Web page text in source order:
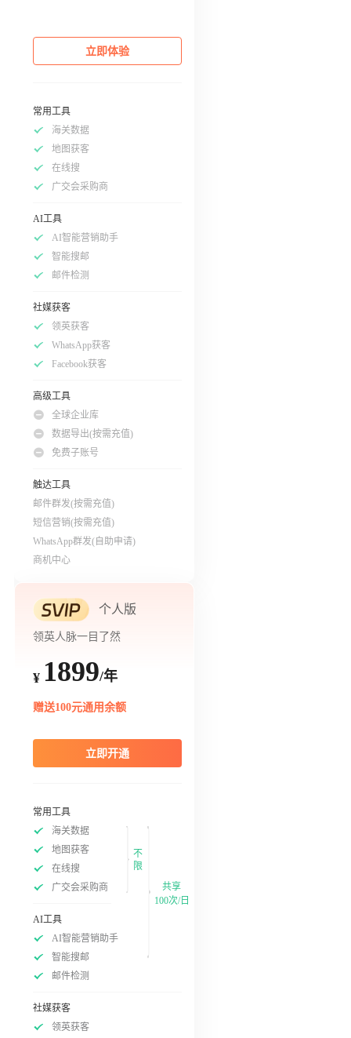
立即体验
常用工具
海关数据
地图获客
在线搜
广交会采购商
AI工具
AI智能营销助手
智能搜邮
邮件检测
社媒获客
领英获客
WhatsApp获客
Facebook获客
高级工具
全球企业库
数据导出(按需充值)
免费子账号
触达工具
邮件群发(按需充值)
短信营销(按需充值)
WhatsApp群发(自助申请)
商机中心
个人版
领英人脉一目了然
¥ 1899/年
赠送100元通用余额
立即开通
常用工具
海关数据
地图获客
在线搜
广交会采购商
不
限
AI工具
AI智能营销助手
智能搜邮
邮件检测
社媒获客
领英获客
共享
100次/日